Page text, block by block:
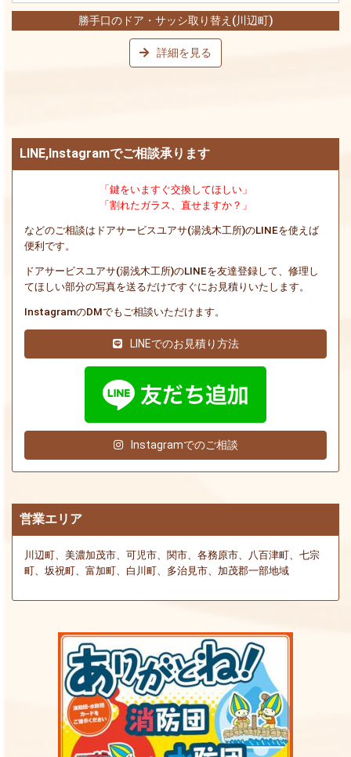
勝手口のドア・サッシ取り替え(川辺町)
詳細を見る
LINE,Instagramでご相談承ります
「鍵をいますぐ交換してほしい」
「割れたガラス、直せますか？」
などのご相談はドアサービスユアサ(湯浅木工所)のLINEを使えば
便利です。
ドアサービスユアサ(湯浅木工所)のLINEを友達登録して、修理し
てほしい部分の写真を送るだけですぐにお見積りいたします。
InstagramのDMでもご相談いただけます。
LINEでのお見積り方法
Instagramでのご相談
営業エリア
川辺町、美濃加茂市、可児市、関市、各務原市、八百津町、七宗
町、坂祝町、富加町、白川町、多治見市、加茂郡一部地域